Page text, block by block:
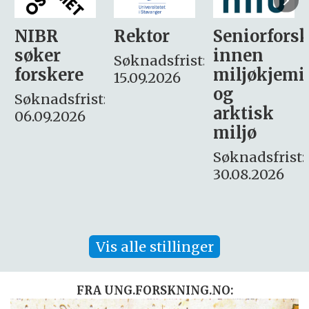
Rektor
Søknadsfrist:
15.09.2026
Seniorforsker
innen
miljøkjemi
søker
– fast
Søknadsfrist:
16. august.
Vis alle stillinger
FRA UNG.FORSKNING.NO: